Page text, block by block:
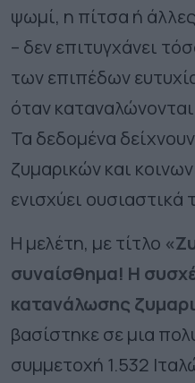
ψωμί, η πίτσα ή
– δεν επιτυγχάνει
των επιπέδων
όταν
Τα δεδομένα
ζυμαρικών και
ενισχύει ουσιαστικά
Η μελέτη, με τίτλο
συναίσθημα! Η
κατανάλωσης
βασίστηκε σε μια
συμμετοχή 1.532